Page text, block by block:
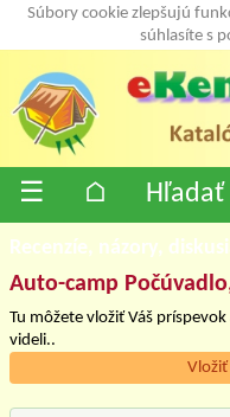
Súbory cookie zlepšujú
súhlasíte s
☰ ⌂ Hľadať
Recenzíe, názory,
Auto-camp
Tu môžete vložiť Váš
videli..
Vložiť